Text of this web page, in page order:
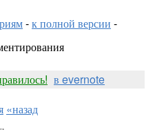
-к полной версии -
в evernote
«назад